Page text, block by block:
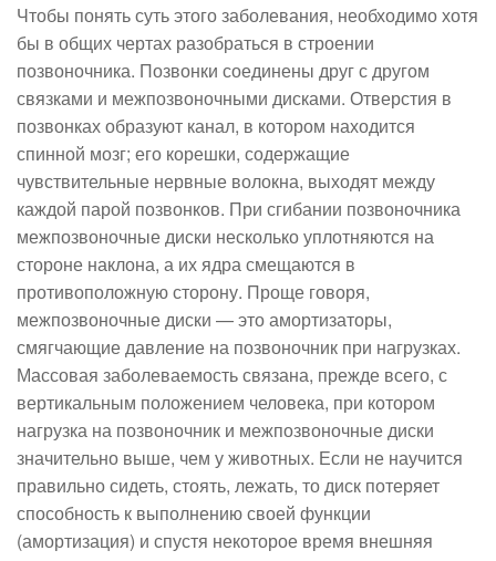
Чтобы понять суть этого заболевания, необходимо хотя
бы в общих чертах разобраться в строении
позвоночника. Позвонки соединены друг с другом
связками и межпозвоночными дисками. Отверстия в
позвонках образуют канал, в котором находится
спинной мозг; его корешки, содержащие
чувствительные нервные волокна, выходят между
каждой парой позвонков. При сгибании позвоночника
межпозвоночные диски несколько уплотняются на
стороне наклона, а их ядра смещаются в
противоположную сторону. Проще говоря,
межпозвоночные диски — это амортизаторы,
смягчающие давление на позвоночник при нагрузках.
Массовая заболеваемость связана, прежде всего, с
вертикальным положением человека, при котором
нагрузка на позвоночник и межпозвоночные диски
значительно выше, чем у животных. Если не научится
правильно сидеть, стоять, лежать, то диск потеряет
способность к выполнению своей функции
(амортизация) и спустя некоторое время внешняя